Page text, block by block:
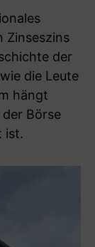
Zinseszins
der
die Leute
hängt
Börse
ist.